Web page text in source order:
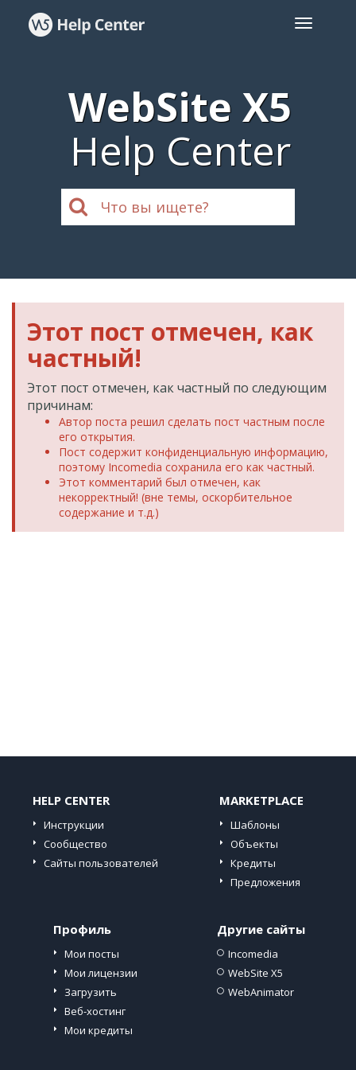
WebSite X5
Help Center
Этот пост отмечен, как
частный!
Этот пост отмечен, как частный по следующим
причинам:
Автор поста решил сделать пост частным после
его открытия.
Пост содержит конфиденциальную информацию,
поэтому Incomedia сохранила его как частный.
Этот комментарий был отмечен, как
некорректный! (вне темы, оскорбительное
содержание и т.д.)
HELP CENTER
Инструкции
Сообщество
Сайты пользователей
MARKETPLACE
Шаблоны
Объекты
Кредиты
Предложения
Профиль
Мои посты
Мои лицензии
Загрузить
Веб-хостинг
Мои кредиты
Другие сайты
Incomedia
WebSite X5
WebAnimator